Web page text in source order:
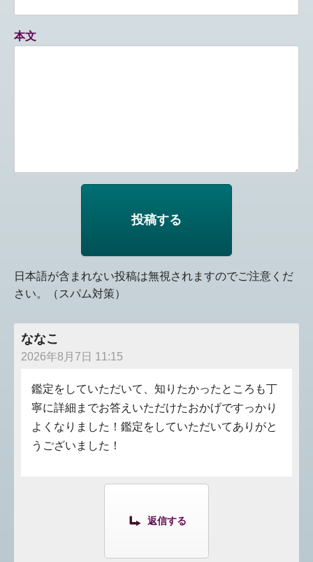
本文
日本語が含まれない投稿は無視されますのでご注意くだ
さい。（スパム対策）
ななこ
2026年8月7日 11:15
鑑定をしていただいて、知りたかったところも丁
寧に詳細までお答えいただけたおかげですっかり
よくなりました！鑑定をしていただいてありがと
うございました！
返信する